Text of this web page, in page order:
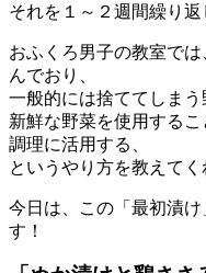
それを１～２週間繰り返
おふくろ男子の教室で
んでおり、
一般的には捨ててしまう
新鮮な野菜を使用する
調理に活用する、
というやり方を教えてく
今日は、この「最初漬
す！